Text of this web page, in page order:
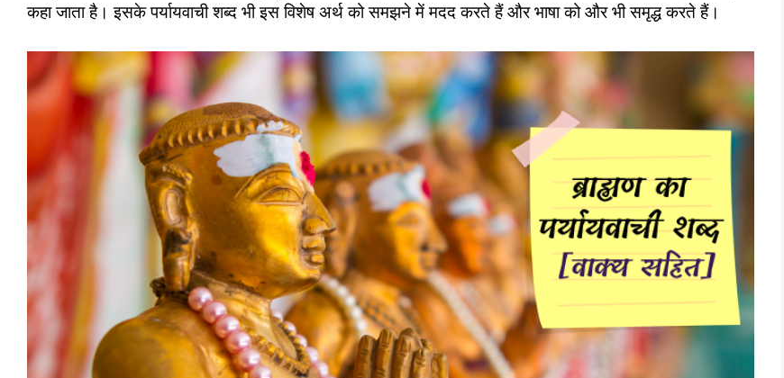
कहा जाता है। इसके पर्यायवाची शब्द भी इस विशेष अर्थ को समझने में मदद करते हैं और भाषा को और भी समृद्ध करते हैं।